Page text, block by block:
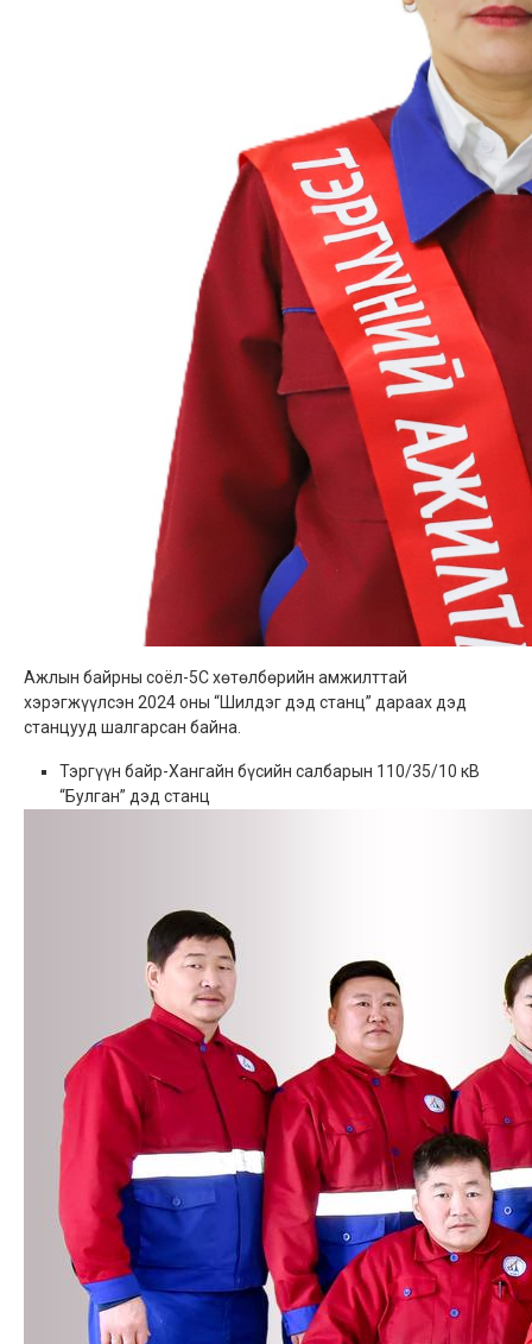
Ажлын байрны соёл-5С хөтөлбөрийн амжилттай
хэрэгжүүлсэн 2024 оны “Шилдэг дэд станц” дараах дэд
станцууд шалгарсан байна.
Тэргүүн байр-Хангайн бүсийн салбарын 110/35/10 кВ
“Булган” дэд станц